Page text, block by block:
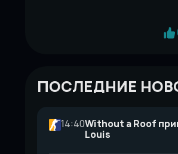
ПОСЛЕДНИЕ
14:40Without a Roof
Louis